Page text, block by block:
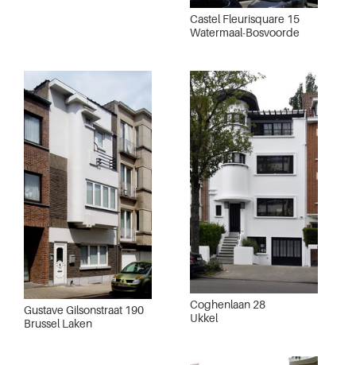
Castel Fleurisquare 15
Watermaal-Bosvoorde
Gustave Gilsonstraat 190
Brussel Laken
Coghenlaan 28
Ukkel